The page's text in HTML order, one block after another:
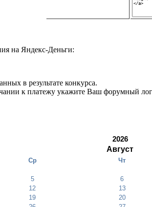
на Яндекс-Деньги:
в результате конкурса.
к платежу укажите Ваш форумный
2026
Август
Ср Чт
5 6
12 13
19 20